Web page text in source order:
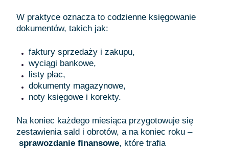
W praktyce oznacza to codzienne księgowanie
dokumentów, takich jak:
faktury sprzedaży i zakupu,
wyciągi bankowe,
listy płac,
dokumenty magazynowe,
noty księgowe i korekty.
Na koniec każdego miesiąca przygotowuje się
zestawienia sald i obrotów, a na koniec roku –
sprawozdanie finansowe, które trafia